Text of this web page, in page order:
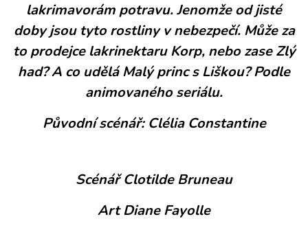
lakrimavorám potravu. Jenomže od jisté
doby jsou tyto rostliny v nebezpečí. Může za
to prodejce lakrinektaru Korp, nebo zase Zlý
had? A co udělá Malý princ s Liškou? Podle
animovaného seriálu.
Původní scénář: Clélia Constantine
Scénář Clotilde Bruneau
Art Diane Fayolle